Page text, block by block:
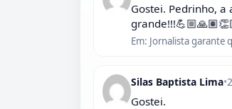
Gostei. Pedrinho,
Em: Jornalista garante
Silas Baptista Lima•
Gostei.